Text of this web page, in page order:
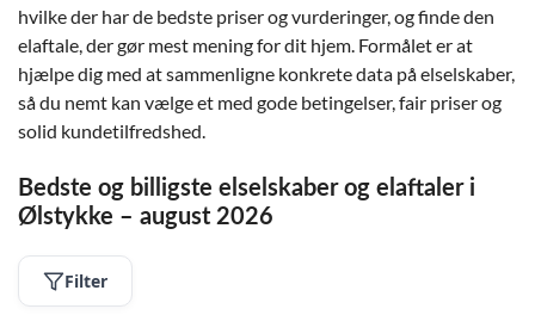
hvilke der har de bedste priser og vurderinger, og finde den
elaftale, der gør mest mening for dit hjem. Formålet er at
hjælpe dig med at sammenligne konkrete data på elselskaber,
så du nemt kan vælge et med gode betingelser, fair priser og
solid kundetilfredshed.
Bedste og billigste elselskaber og elaftaler i
Ølstykke – august 2026
Filter